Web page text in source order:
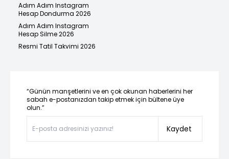
Adım Adım Instagram
Hesap Dondurma 2026
Adım Adım Instagram
Hesap Silme 2026
Resmi Tatil Takvimi 2026
“Günün manşetlerini ve en çok okunan haberlerini her
sabah e-postanızdan takip etmek için bültene üye
olun.”
Kaydet